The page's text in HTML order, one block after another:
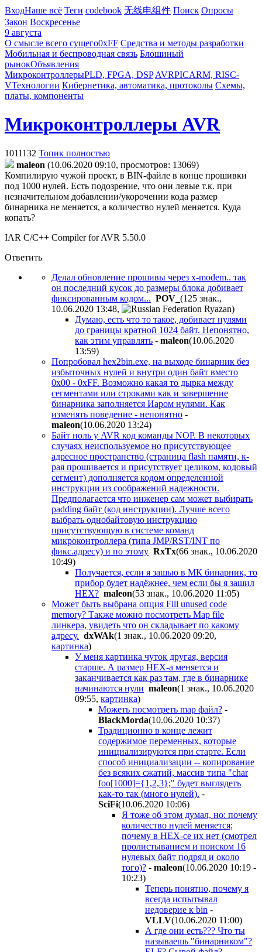
ВходНаше всё Теги codebook 无线电组件 Поиск Опросы
Закон Воскресенье
9 августа
О смысле всего сущего0xFF Средства и методы разработки
Мобильная и беспроводная связь Блошиный
рынокОбъявления
МикроконтроллерыPLD, FPGA, DSP AVRPICARM, RISC-
VТехнологии Кибернетика, автоматика, протоколы Схемы,
платы, компоненты
Микроконтроллеры AVR
1011132 Топик полностью
maleon (10.06.2020 09:10, просмотров: 13069)
Компилирую чужой проект, в BIN-файле в конце прошивки
под 1000 нулей. Есть подозрение, что они левые т.к. при
незначительном добавлении/укорочении кода размер
бинарника не меняется, а количество нулей меняется. Куда
копать?
IAR C/C++ Compiler for AVR 5.50.0
Ответить
Делал обновление прошивы через x-modem.. так
он последний кусок до размеры блока добивает
фиксированным кодом... POV_ (125 знак.,
10.06.2020 13:48,
)
Думаю, есть что то такое, добивает нулями
до границы кратной 1024 байт. Непонятно,
как этим управлять - maleon(10.06.2020
13:59)
Попробовал hex2bin.exe, на выходе бинарник без
избыточных нулей и внутри один байт вместо
0x00 - 0xFF. Возможно какая то дырка между
сегментами или строками как и завершение
бинарника заполняется Иаром нулями. Как
изменять поведение - непонятно -
maleon(10.06.2020 13:24)
Байт ноль у AVR код команды NOP. В некоторых
случаях неиспользуемое но присутствующее
адресное пространство (страница flash памяти, к-
рая прошивается и присутствует целиком, кодовый
сегмент) дополняется кодом определенной
инструкции из соображений надежности.
Предполагается что инженер сам может выбирать
padding байт (код инструкции). Лучше всего
выбрать однобайтовую инструкцию
присутствующую в системе команд
микроконтроллера (типа JMP/RST/INT по
фикс.адресу) и по этому RxTx(66 знак., 10.06.2020
10:49)
Получается, если я зашью в МК бинарник, то
прибор будет надёжнее, чем если бы я зашил
НЕХ? maleon(53 знак., 10.06.2020 11:05)
Может быть выбрана опция Fill unused code
memory? Также можно посмотреть Map file
линкера, увидеть что он складывает по какому
адресу. dxWAk(1 знак., 10.06.2020 09:20,
картинка)
У меня картинка чуток другая, версия
старше. А размер HEX-а меняется и
заканчивается как раз там, где в бинарнике
начинаются нули maleon(1 знак., 10.06.2020
09:55, картинка)
Можеть посмотреть map файл? -
BlackMorda(10.06.2020 10:37)
Традиционно в конце лежит
содержимое переменных, которые
инициализируются при старте. Если
способ инициализации -- копирование
без всяких сжатий, массив типа "char
foo[1000]={1,2,3};" будет выглядеть
как-то так (много нулей). -
SciFi(10.06.2020 10:06)
Я тоже об этом думал, но: почему
количество нулей меняется;
почему в НЕХ-се их нет (смотрел
пролистыванием и поиском 16
нулевых байт подряд и около
того)? - maleon(10.06.2020 10:19 -
10:23)
Теперь понятно, почему я
всегда испытывал
недоверие к bin -
VLLV(10.06.2020 11:00)
А где они есть??? Что ты
называешь "бинарником"?